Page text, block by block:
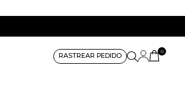
RASTREAR PEDIDO
0